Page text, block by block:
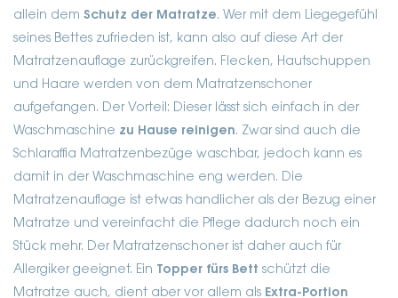
allein dem Schutz der Matratze. Wer mit dem Liegegefühl
seines Bettes zufrieden ist, kann also auf diese Art der
Matratzenauflage zurückgreifen. Flecken, Hautschuppen
und Haare werden von dem Matratzenschoner
aufgefangen. Der Vorteil: Dieser lässt sich einfach in der
Waschmaschine zu Hause reinigen. Zwar sind auch die
Schlaraffia Matratzenbezüge waschbar, jedoch kann es
damit in der Waschmaschine eng werden. Die
Matratzenauflage ist etwas handlicher als der Bezug einer
Matratze und vereinfacht die Pflege dadurch noch ein
Stück mehr. Der Matratzenschoner ist daher auch für
Allergiker geeignet. Ein Topper fürs Bett schützt die
Matratze auch, dient aber vor allem als Extra-Portion